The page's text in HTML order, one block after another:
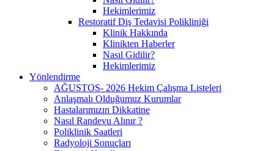
Hekimlerimiz
Restoratif Diş Tedavisi Polikliniği
Klinik Hakkında
Klinikten Haberler
Nasıl Gidilir?
Hekimlerimiz
Yönlendirme
AĞUSTOS- 2026 Hekim Çalışma Listeleri
Anlaşmalı Olduğumuz Kurumlar
Hastalarımızın Dikkatine
Nasıl Randevu Alınır ?
Poliklinik Saatleri
Radyoloji Sonuçları